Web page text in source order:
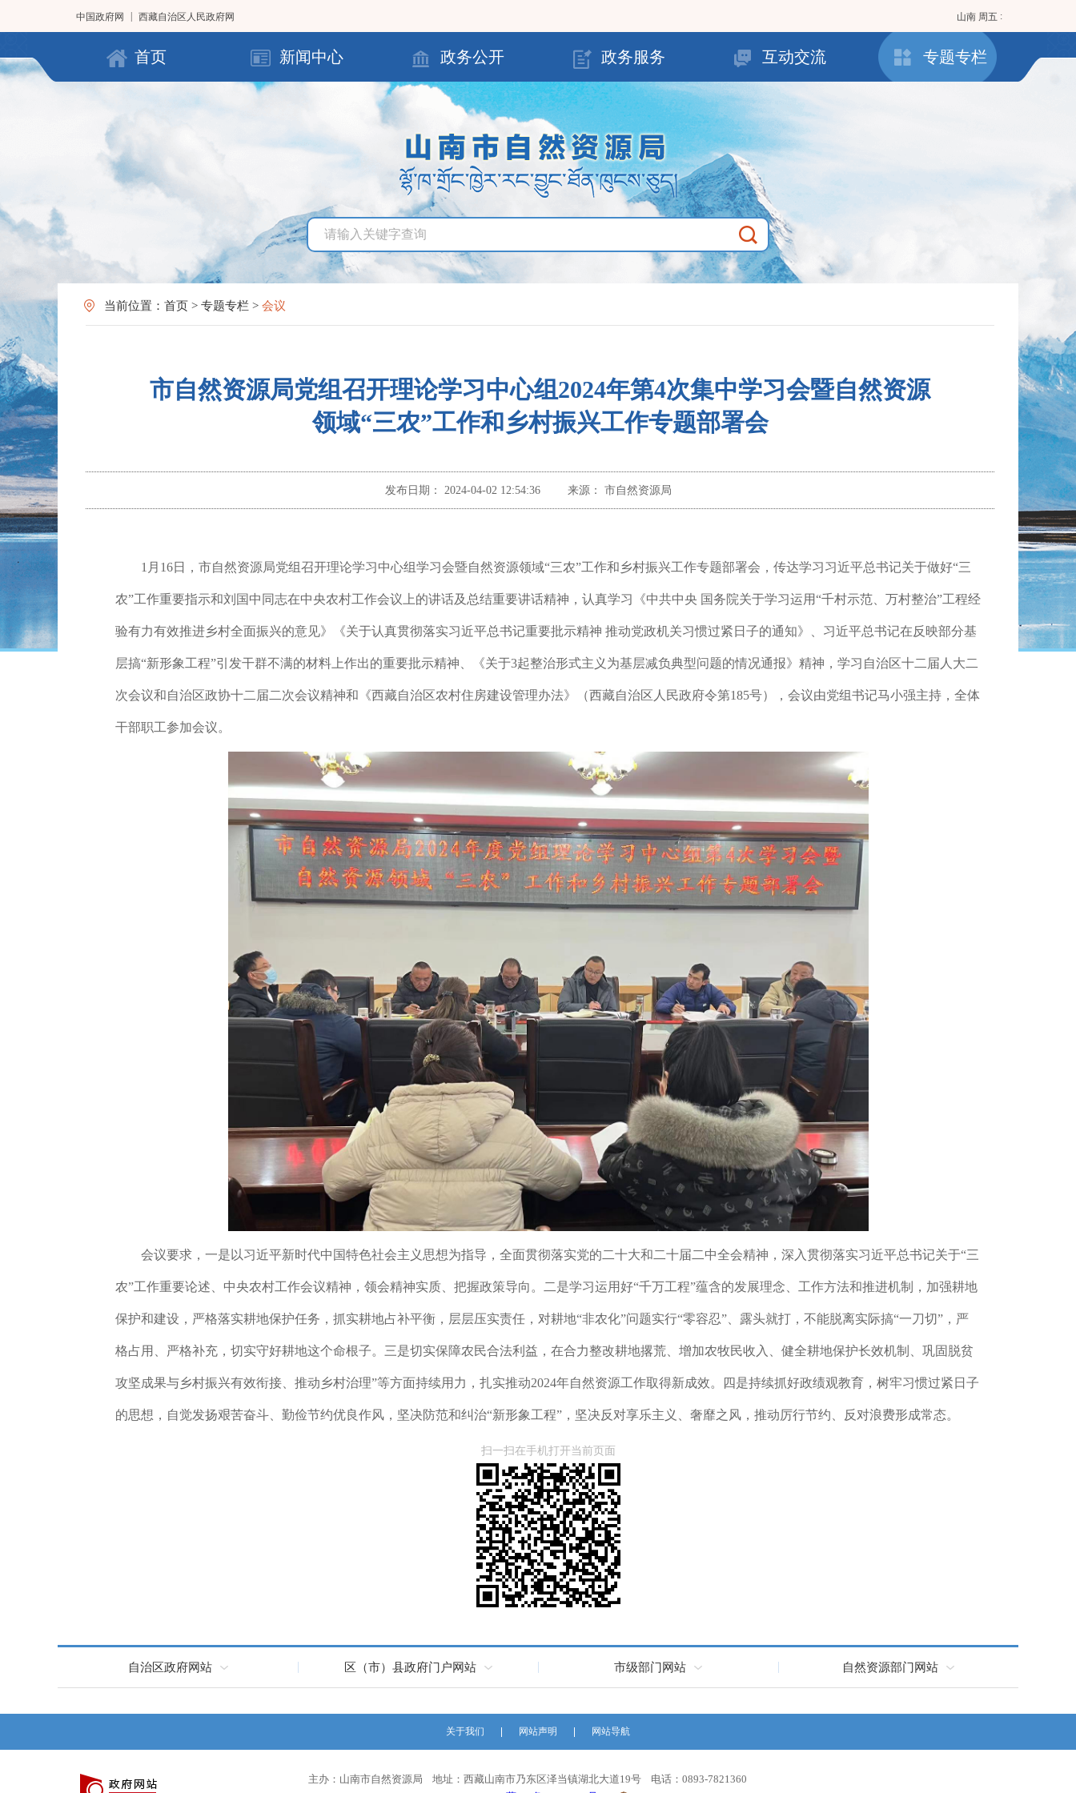
中国政府网 西藏自治区人民政府网 山南 周五 :
首页 新闻中心 政务公开 政务服务 互动交流 专题专栏
当前位置： 首页 > 专题专栏 > 会议
市自然资源局党组召开理论学习中心组2024年第4次集中学习会暨自然资源
领域“三农”工作和乡村振兴工作专题部署会
发布日期： 2024-04-02 12:54:36 来源： 市自然资源局
1 月 16日，市自然资源局党组召开理论学习中心组学习会暨自然资源领域“三农”工作和乡村振兴工作专题部署会，传达学习习近平总书记关于做好“三
农”工作重要指示和刘国中同志在中央农村工作会议上的讲话及总结重要讲话精神，认真学习《中共中央 国务院关于学习运用“千村示范、万村整治”工程经
验有力有效推进乡村全面振兴的意见》《关于认真贯彻落实习近平总书记重要批示精神 推动党政机关习惯过紧日子的通知》、习近平总书记在反映部分基
层搞“新形象工程”引发干群不满的材料上作出的重要批示精神、《关于3起整治形式主义为基层减负典型问题的情况通报》精神，学习自治区十二届人大二
次会议和自治区政协十二届二次会议精神和《西藏自治区农村住房建设管理办法》（西藏自治区人民政府令第185号）， 会议由党组书记马小强主持， 全体
干部职工参加会议。
会议要求， 一是 以习近平新时代中国特色社会主义思想为指导，全面贯彻落实党的二十大和二十届二中全会精神， 深入贯彻落实习近平总书记关于“三
农”工作重要论述、中央农村工作会议精神，领会精神实质、把握政策导向。 二是学习运用好“千万工程”蕴含的发展理念、工作方法和推进机制，加强耕地
保护和建设，严格落实耕地保护任务，抓实耕地占补平衡，层层压实责任，对耕地“非农化”问题实行“零容忍”、露头就打，不能脱离实际搞“一刀切”，严
格占用、严格补充，切实守好耕地这个命根子。 三是切实保障农民合法利益，在合力整改耕地撂荒、增加农牧民收入、健全耕地保护长效机制、巩固脱贫
攻坚成果与乡村振兴有效衔接、推动乡村治理”等方面持续用力，扎实推动2024年自然资源工作取得新成效。 四是持续抓好政绩观教育，树牢习惯过紧日子
的思想，自觉发扬艰苦奋斗、勤俭节约优良作风，坚决防范和纠治“新形象工程”，坚决反对享乐主义、奢靡之风，推动厉行节约、反对浪费形成常态。
扫一扫在手机打开当前页面
自治区政府网站 区（市）县政府门户网站 市级部门网站 自然资源部门网站
关于我们 网站声明 网站导航
主办：山南市自然资源局 地址：西藏山南市乃东区泽当镇湖北大道19号 电话：0893-7821360